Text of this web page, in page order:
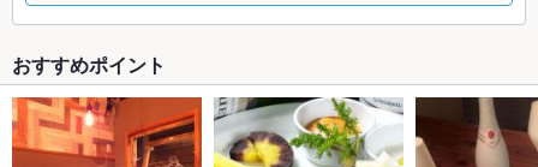
おすすめポイント